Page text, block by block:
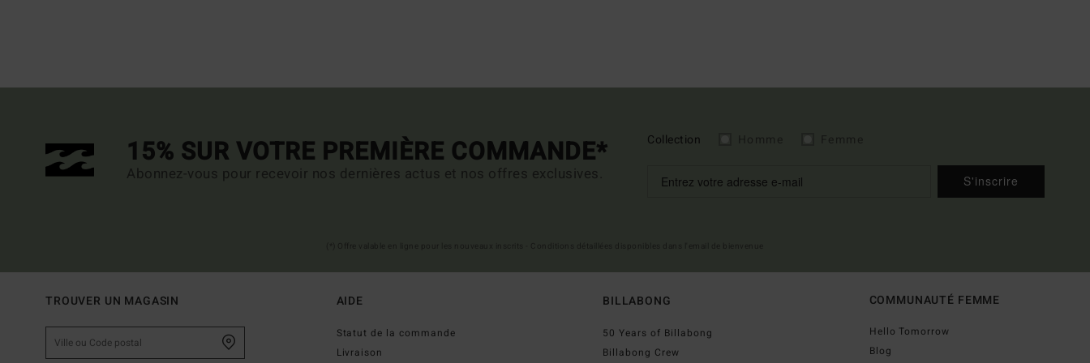
15% SUR VOTRE PREMIÈRE COMMANDE*
Abonnez-vous pour recevoir nos dernières actus et nos offres exclusives.
Collection
S'inscrire
TROUVER UN MAGASIN AIDE
Statut de la commande
Livraison
BILLABONG
50 Years of Billabong
Billabong Crew
COMMUNAUTÉ FEMME
Hello Tomorrow
Blog